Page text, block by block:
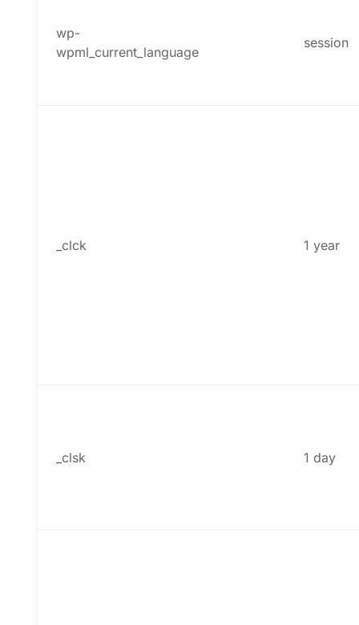
wp-
wpml_current_language
session
_clck 1 year
_clsk 1 day